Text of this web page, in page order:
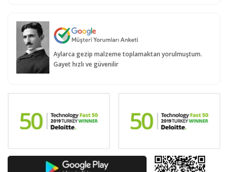
Aylarca gezip malzeme toplamaktan yorulmuştum.
Gayet hızlı ve güvenilir